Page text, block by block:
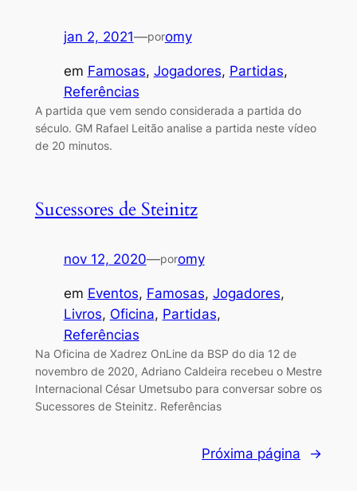
jan 2, 2021—poromy
em Famosas, Jogadores, Partidas
Referências
A partida que vem sendo considerada a partida do
século. GM Rafael Leitão analise a partida neste vídeo
de 20 minutos.
Sucessores de Steinitz
nov 12, 2020—poromy
em Eventos, Famosas, Jogadores
Livros, Oficina, Partidas
Referências
Na Oficina de Xadrez OnLine da BSP do dia 12 de
novembro de 2020, Adriano Caldeira recebeu o Mestre
Internacional César Umetsubo para conversar sobre os
Sucessores de Steinitz. Referências
Próxima página →